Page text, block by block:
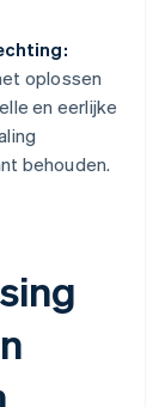
oplossen
en eerlijke
behouden.